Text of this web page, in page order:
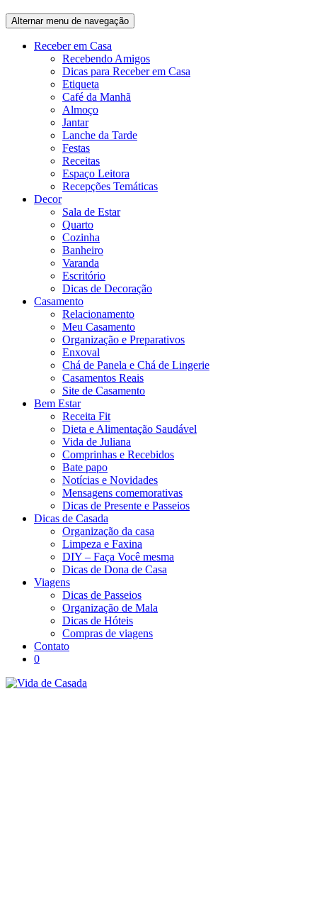
Alternar menu de navegação
Receber em Casa
Recebendo Amigos
Dicas para Receber em Casa
Etiqueta
Café da Manhã
Almoço
Jantar
Lanche da Tarde
Festas
Receitas
Espaço Leitora
Recepções Temáticas
Decor
Sala de Estar
Quarto
Cozinha
Banheiro
Varanda
Escritório
Dicas de Decoração
Casamento
Relacionamento
Meu Casamento
Organização e Preparativos
Enxoval
Chá de Panela e Chá de Lingerie
Casamentos Reais
Site de Casamento
Bem Estar
Receita Fit
Dieta e Alimentação Saudável
Vida de Juliana
Comprinhas e Recebidos
Bate papo
Notícias e Novidades
Mensagens comemorativas
Dicas de Presente e Passeios
Dicas de Casada
Organização da casa
Limpeza e Faxina
DIY – Faça Você mesma
Dicas de Dona de Casa
Viagens
Dicas de Passeios
Organização de Mala
Dicas de Hóteis
Compras de viagens
Contato
0